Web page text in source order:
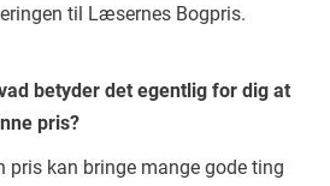
til Læsernes Bogpris.
betyder det egentlig for dig at
pris?
pris kan bringe mange gode ting